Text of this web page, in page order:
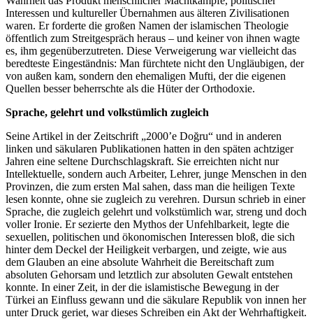
Interessen und kultureller Übernahmen aus älteren Zivilis­ationen
waren. Er forderte die großen Namen der islamischen Theologie
öffentlich zum Streitg­espräch heraus – und keiner von ihnen wagte
es, ihm gegenübe­rzutreten. Diese Verweigerung war vielleicht das
beredteste Einges­tändnis: Man fürchtete nicht den Ungläubigen, der
von außen kam, sondern den ehemaligen Mufti, der die eigenen
Quellen besser beherrschte als die Hüter der Orthodoxie.
Sprache, gelehrt und volkstümlich zugleich
Seine Artikel in der Zeitschrift „2000’e Doğru“ und in anderen
linken und säkularen Publik­ationen hatten in den späten achtziger
Jahren eine seltene Durchsch­lagskraft. Sie erreichten nicht nur
Intelle­ktuelle, sondern auch Arbeiter, Lehrer, junge Menschen in den
Provinzen, die zum ersten Mal sahen, dass man die heiligen Texte
lesen konnte, ohne sie zugleich zu verehren. Dursun schrieb in einer
Sprache, die zugleich gelehrt und volkstümlich war, streng und doch
voller Ironie. Er sezierte den Mythos der Unfehl­barkeit, legte die
sexuellen, politischen und ökonomischen Interessen bloß, die sich
hinter dem Deckel der Heiligkeit verbargen, und zeigte, wie aus
dem Glauben an eine absolute Wahrheit die Bereitschaft zum
absoluten Gehorsam und letztlich zur absoluten Gewalt entstehen
konnte. In einer Zeit, in der die islami­stische Bewegung in der
Türkei an Einfluss gewann und die säkulare Republik von innen her
unter Druck geriet, war dieses Schreiben ein Akt der Wehrhaf­tigkeit.